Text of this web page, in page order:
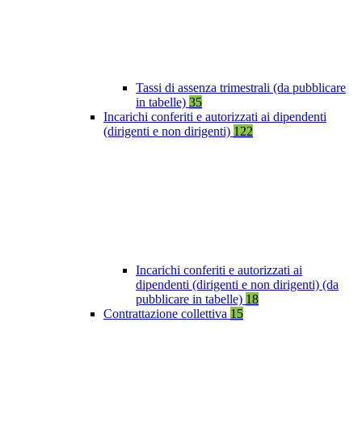
Tassi di assenza trimestrali (da pubblicare
in tabelle) 35
Incarichi conferiti e autorizzati ai dipendenti
(dirigenti e non dirigenti) 122
Incarichi conferiti e autorizzati ai
dipendenti (dirigenti e non dirigenti) (da
pubblicare in tabelle) 18
Contrattazione collettiva 15